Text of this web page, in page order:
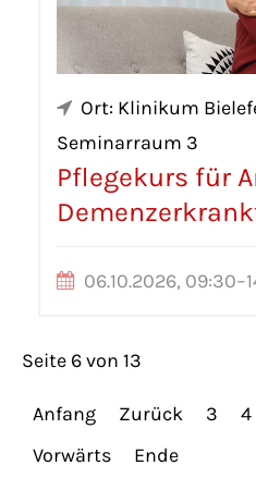
Ort: Klinikum
Seminarraum 3
Pflegekurs für
06.10.2026,
Seite 6 von 13
Anfang Zurück 3 4
Vorwärts
Ende